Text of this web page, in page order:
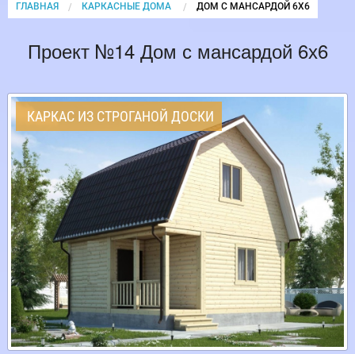
ГЛАВНАЯ КАРКАСНЫЕ ДОМА CURRENT:
ДОМ С МАНСАРДОЙ 6Х6
Проект №14 Дом с мансардой 6х6
КАРКАС ИЗ СТРОГАНОЙ ДОСКИ